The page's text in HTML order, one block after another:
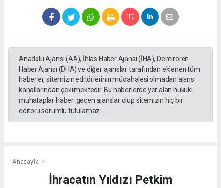
Anadolu Ajansı (AA), İhlas Haber Ajansı (İHA), Demirören
Haber Ajansı (DHA) ve diğer ajanslar tarafından eklenen tüm
haberler, sitemizin editörlerinin müdahalesi olmadan ajans
kanallarından çekilmektedir. Bu haberlerde yer alan hukuki
muhataplar haberi geçen ajanslar olup sitemizin hiç bir
editörü sorumlu tutulamaz...
Anasayfa
İhracatın Yıldızı Petkim